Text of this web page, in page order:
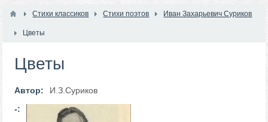
Стихи классиков Стихи поэтов Иван Захарьевич Суриков
Цветы
Цветы
Автор:
И.З.Суриков
-: